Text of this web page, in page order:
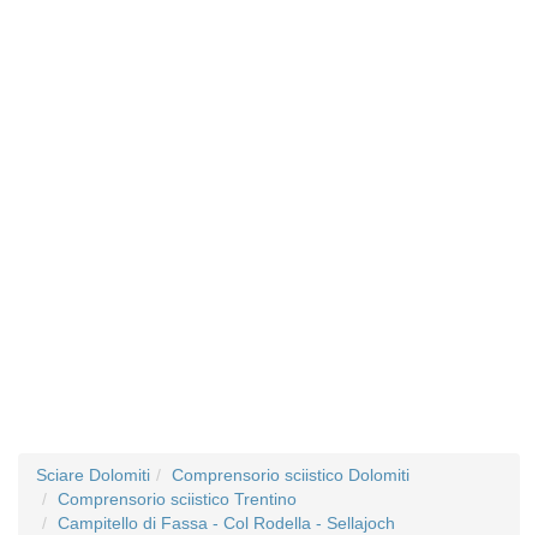
Sciare Dolomiti
Comprensorio sciistico Dolomiti
Comprensorio sciistico Trentino
Campitello di Fassa - Col Rodella - Sellajoch